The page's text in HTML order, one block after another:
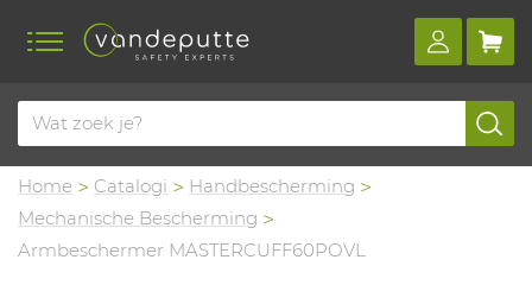
Home Catalogi
Handbescherming
Mechanische Bescherming
Armbeschermer MASTERCUFF60POVL